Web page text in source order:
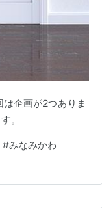
企画が2つありま
。
#みなみかわ